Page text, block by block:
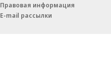
Правовая информация
E-mail рассылки